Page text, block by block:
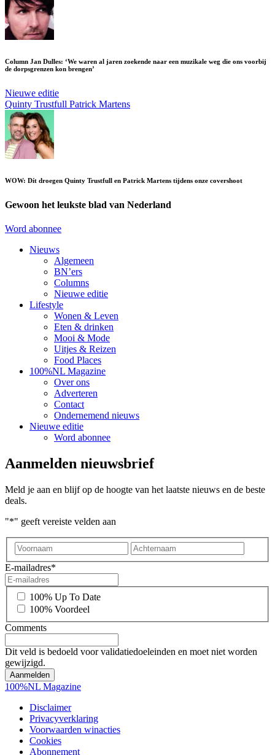
Column Jan Dulles: ‘We waren al jaren zoekende naar een muzikale weg die ons voorbij
de dorpsgrenzen kon brengen’
Nieuwe editie
Quinty Trustfull Patrick Martens
WOW: Dít droegen Quinty Trustfull en Patrick Martens tijdens onze covershoot
Gewoon het leukste blad van Nederland
Word abonnee
Nieuws
Algemeen
BN’ers
Columns
Nieuwe editie
Lifestyle
Wonen & Leven
Eten & drinken
Mooi & Mode
Uitjes & Reizen
Food Places
100%NL Magazine
Over ons
Adverteren
Contact
Ondernemend nieuws
Nieuwe editie
Word abonnee
Aanmelden nieuwsbrief
Meld je aan en blijf op de hoogte van het laatste nieuws en de beste
deals.
"*" geeft vereiste velden aan
Voornaam
E-mailadres*
*
100% Up To Date
100% Voordeel
Comments
Dit veld is bedoeld voor validatiedoeleinden en moet niet worden
gewijzigd.
100%NL Magazine
Disclaimer
Privacyverklaring
Voorwaarden winacties
Cookies
Abonnement